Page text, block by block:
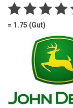
= 1.75 (Gut)